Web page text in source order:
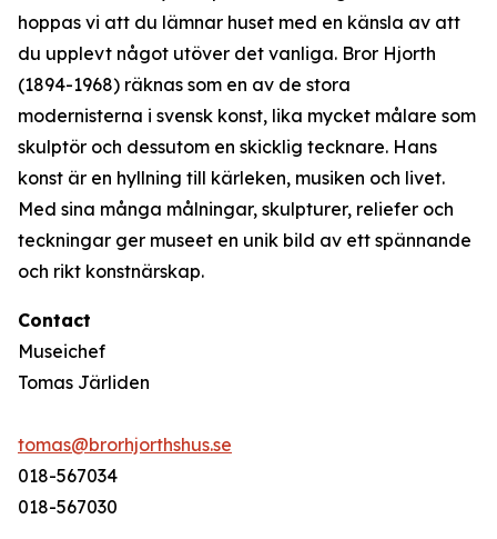
hoppas vi att du lämnar huset med en känsla av att
du upplevt något utöver det vanliga. Bror Hjorth
(1894-1968) räknas som en av de stora
modernisterna i svensk konst, lika mycket målare som
skulptör och dessutom en skicklig tecknare. Hans
konst är en hyllning till kärleken, musiken och livet.
Med sina många målningar, skulpturer, reliefer och
teckningar ger museet en unik bild av ett spännande
och rikt konstnärskap.
Contact
Museichef
Tomas Järliden
tomas@brorhjorthshus.se
018-567034
018-567030